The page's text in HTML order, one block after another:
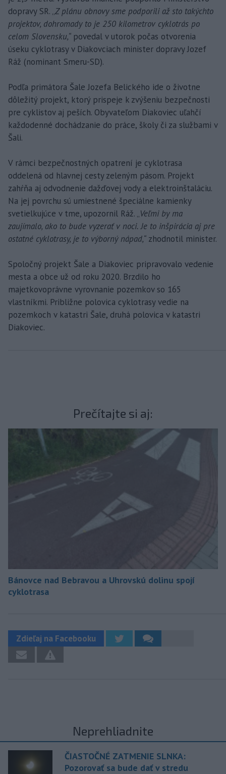
dopravy SR. „Z plánu obnovy sme podporili až sto takýchto
projektov, dohromady to je 250 kilometrov cyklotrás po
celom Slovensku,“ povedal v utorok počas otvorenia
úseku cyklotrasy v Diakovciach minister dopravy Jozef
Ráž (nominant Smeru-SD).
Podľa primátora Šale Jozefa Belického ide o životne
dôležitý projekt, ktorý prispeje k zvýšeniu bezpečnosti
pre cyklistov aj peších. Obyvateľom Diakoviec uľahčí
každodenné dochádzanie do práce, školy či za službami v
Šali.
V rámci bezpečnostných opatrení je cyklotrasa
oddelená od hlavnej cesty zeleným pásom. Projekt
zahŕňa aj odvodnenie dažďovej vody a elektroinštaláciu.
Na jej povrchu sú umiestnené špeciálne kamienky
svetielkujúce v tme, upozornil Ráž. „Veľmi by ma
zaujímalo, ako to bude vyzerať v noci. Je to inšpirácia aj pre
ostatné cyklotrasy, je to výborný nápad,“ zhodnotil minister.
Spoločný projekt Šale a Diakoviec pripravovalo vedenie
mesta a obce už od roku 2020. Brzdilo ho
majetkovoprávne vyrovnanie pozemkov so 165
vlastníkmi. Približne polovica cyklotrasy vedie na
pozemkoch v katastri Šale, druhá polovica v katastri
Diakoviec.
Prečítajte si aj:
Bánovce nad Bebravou a Uhrovskú dolinu spojí
cyklotrasa
Zdieľaj na Facebooku
Neprehliadnite
ČIASTOČNÉ ZATMENIE SLNKA:
Pozorovať sa bude dať v stredu